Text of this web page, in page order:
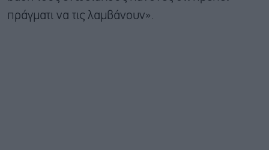
πράγματι να τις λαμβάνουν».